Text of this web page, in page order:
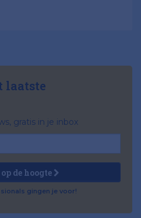
laatste
gratis in je inbox
de hoogte
gingen je voor!